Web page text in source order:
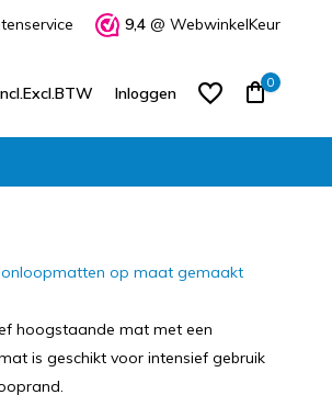
9,4 @ WebwinkelKeur
Excl.BTW Inloggen
Account aanmaken
0
op maat gemaakt
hoogstaande mat met een
is geschikt voor intensief gebruik